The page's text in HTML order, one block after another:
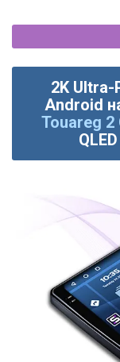
2K
Android
Touareg 2